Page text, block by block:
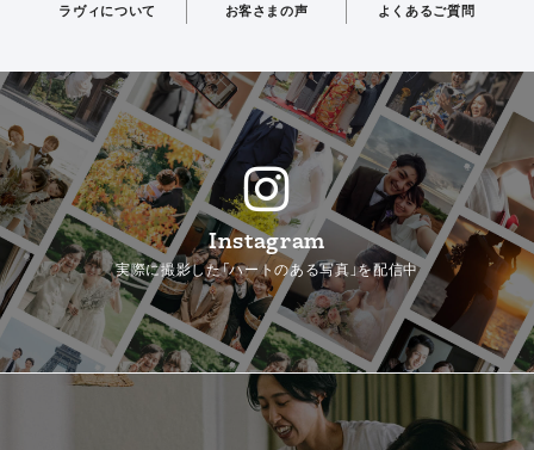
ラヴィについて お客さまの声 よくあるご質問
Instagram
実際に撮影した「ハートのある写真」を配信中